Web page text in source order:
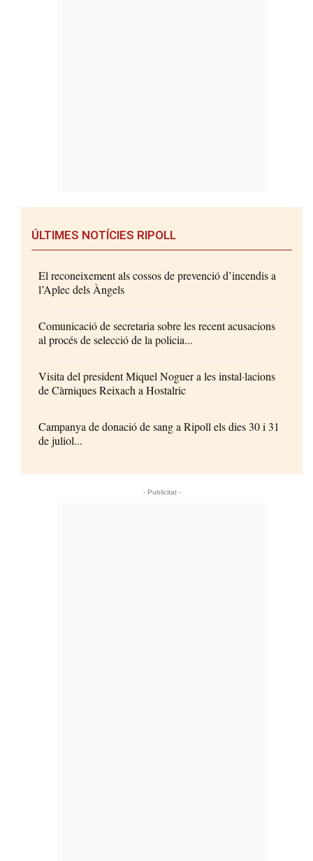
ÚLTIMES NOTÍCIES RIPOLL
El reconeixement als cossos de prevenció d’incendis a
l’Aplec dels Àngels
Comunicació de secretaria sobre les recent acusacions
al procés de selecció de la policia...
Visita del president Miquel Noguer a les instal·lacions
de Càrniques Reixach a Hostalric
Campanya de donació de sang a Ripoll els dies 30 i 31
de juliol...
- Publicitat -